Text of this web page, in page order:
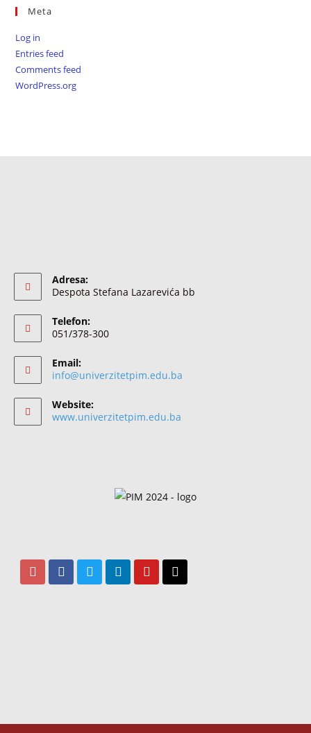
Meta
Log in
Entries feed
Comments feed
WordPress.org
Adresa:
Despota Stefana Lazarevića bb
Telefon:
051/378-300
Email:
info@univerzitetpim.edu.ba
Website:
www.univerzitetpim.edu.ba